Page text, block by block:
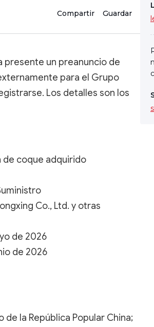
Compartir Guardar
presente un preanuncio de
para el Grupo
Los detalles son los
de coque adquirido
Co., Ltd. y otras
de 2026
de 2026
la República Popular China;